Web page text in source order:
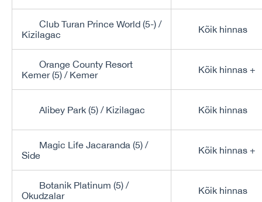
Club Turan Prince World (5-) /
Kizilagac
Kõik hinnas
Orange County Resort
Kemer (5) / Kemer
Kõik hinnas +
Alibey Park (5) / Kizilagac Kõik hinnas
Magic Life Jacaranda (5) /
Side
Kõik hinnas +
Botanik Platinum (5) /
Okudzalar
Kõik hinnas